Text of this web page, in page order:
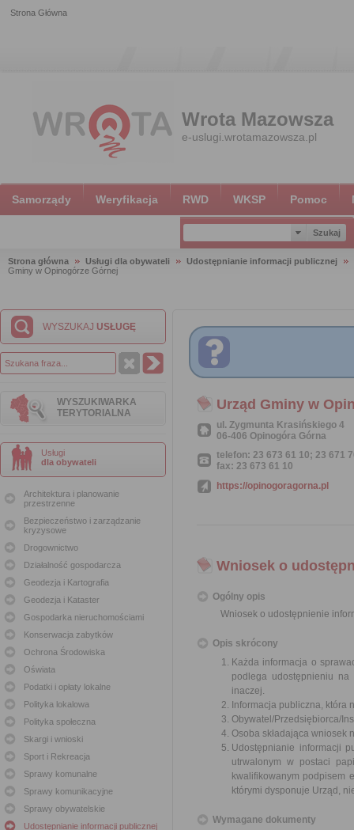
Strona Główna
Wrota Mazowsza
e-uslugi.wrotamazowsza.pl
Samorządy Weryfikacja RWD WKSP Pomoc
Strona główna Usługi dla obywateli
Udostępnianie informacji publicznej
Gminy w Opinogórze Górnej
WYSZUKAJ USŁUGĘ
WYSZUKIWARKA
TERYTORIALNA
Usługi
dla obywateli
Architektura i planowanie
przestrzenne
Bezpieczeństwo i zarządzanie
kryzysowe
Drogownictwo
Działalność gospodarcza
Geodezja i Kartografia
Geodezja i Kataster
Gospodarka nieruchomościami
Konserwacja zabytków
Ochrona Środowiska
Oświata
Podatki i opłaty lokalne
Polityka lokalowa
Polityka społeczna
Skargi i wnioski
Sport i Rekreacja
Sprawy komunalne
Sprawy komunikacyjne
Sprawy obywatelskie
Udostępnianie informacji publicznej
Urząd Gminy w
ul. Zygmunta Krasińskiego 4
06-406 Opinogóra Górna
telefon: 23 673 61 10; 23 671
fax: 23 673 61 10
https://opinogoragorna.pl
Wniosek o
Ogólny opis
Wniosek o udostępnienie
Opis skrócony
Każda informacja o
podlega udostępnieniu
inaczej.
Informacja publiczna, która
Obywatel/Przedsiębiorca/
Osoba składająca wniosek
Udostępnianie informacji
utrwalonym w postaci
kwalifikowanym podpisem
którymi dysponuje Urząd,
Wymagane dokumenty